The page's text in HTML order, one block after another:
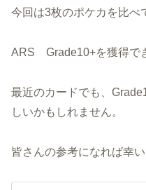
今回は3枚のポケカを比べ
ARS Grade10+を獲得で
最近のカードでも、
しいかもしれません。
皆さんの参考になれば幸い